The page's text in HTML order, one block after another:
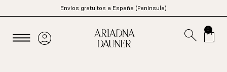
Envíos gratuitos a España (Península)
0